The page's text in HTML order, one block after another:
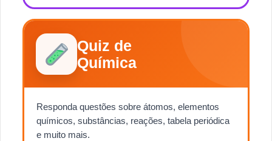
Quiz de
Química
Responda questões sobre átomos, elementos
químicos, substâncias, reações, tabela periódica
e muito mais.